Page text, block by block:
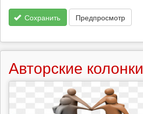
Сохранить Предпросмотр
Авторские колонки